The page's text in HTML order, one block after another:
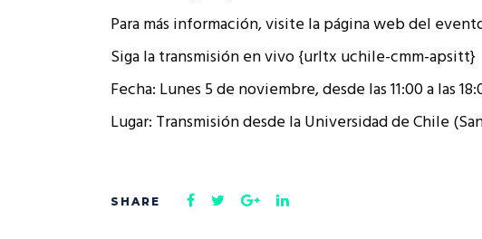
Para más información, visite la página web del
Siga la transmisión en vivo {urltx uchile-cmm-apsitt}
Fecha: Lunes 5 de noviembre, desde las 11:00 a las
Lugar: Transmisión desde la Universidad de Chile